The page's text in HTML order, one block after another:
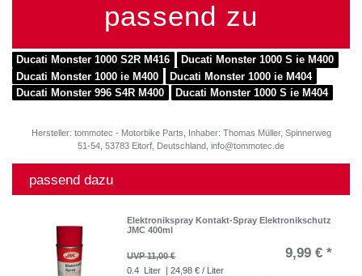
passend zu
Ducati Monster 1000 S2R M416
Ducati Monster 1000 S ie M400
Ducati Monster 1000 ie M400
Ducati Monster 1000 ie M404
Ducati Monster 996 S4R M400
Ducati Monster 1000 S ie M404
Hersteller: tommotec - Motorbike Parts, Inhaber: Thomas Müller, Spinnerweg
51-54, 53783 Eitorf, Deutschland, info@tommotec.de
passend dazu
Elektronikspray Kontakt-Spray Elektronikschutz
JMC 400ml
UVP 11,00 € 9,99 € *
0.4 Liter | 24,98 € / Liter